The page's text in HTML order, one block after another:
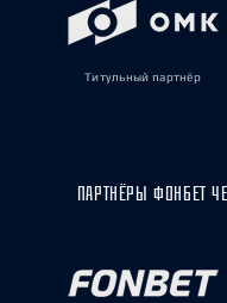
Титульный партнёр
ПАРТНЁРЫ ФОНБЕТ